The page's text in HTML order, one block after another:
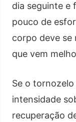
dia seguinte e
pouco de
corpo deve se
que vem
Se o
intensidade
recuperação